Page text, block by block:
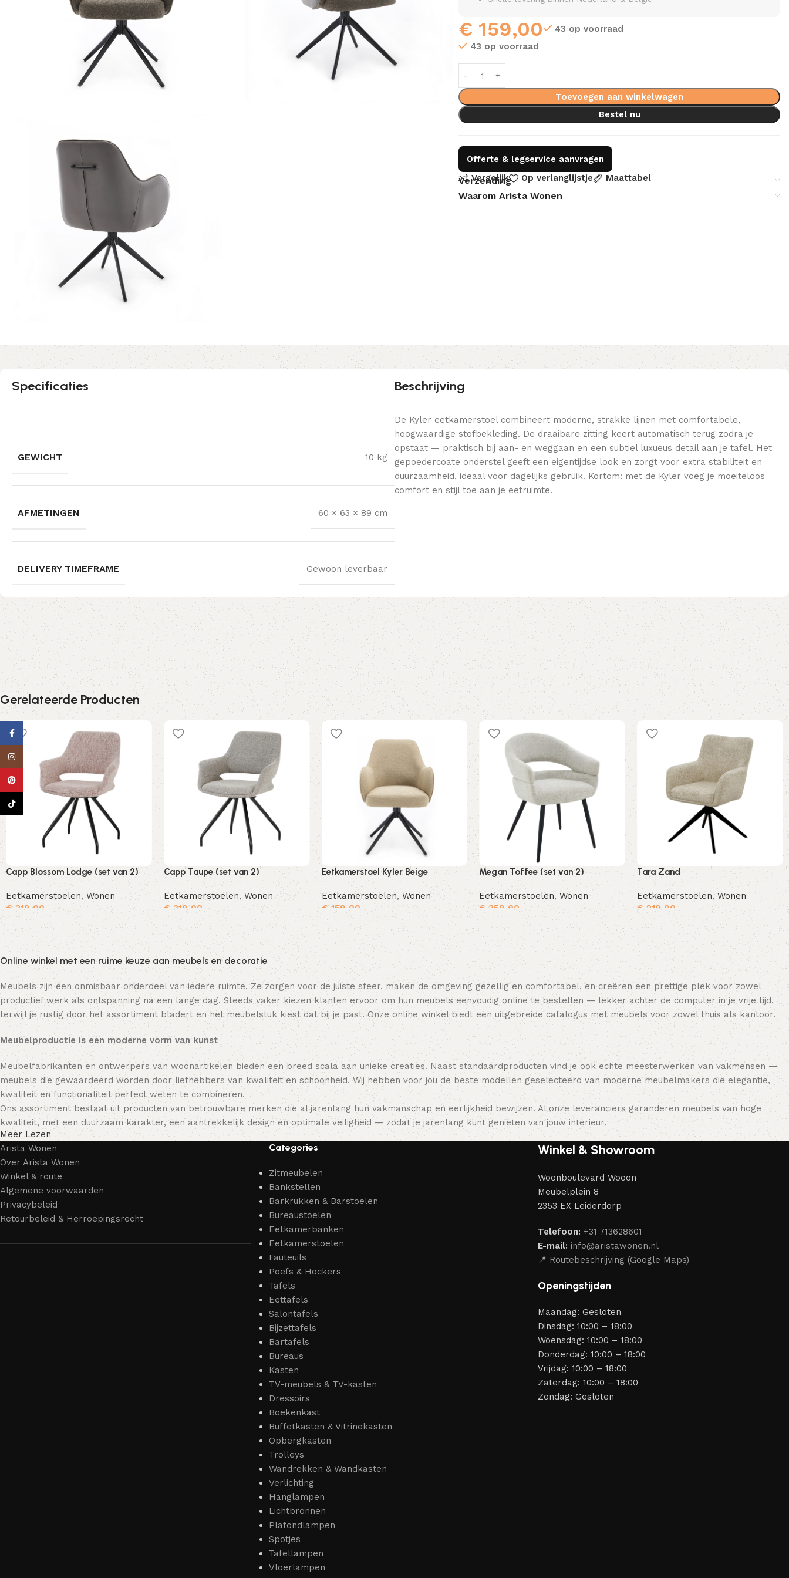
€ 159,00
43 op voorraad
43 op voorraad
Toevoegen aan winkelwagen
Bestel nu
Offerte & legservice aanvragen
Vergelijk
Op verlanglijstje Maattabel
Verzending
Waarom Arista Wonen
Specificaties
GEWICHT 10 kg
AFMETINGEN 60 × 63 × 89 cm
DELIVERY TIMEFRAME Gewoon leverbaar
Beschrijving
De Kyler eetkamerstoel combineert moderne, strakke lijnen met comfortabele,
hoogwaardige stofbekleding. De draaibare zitting keert automatisch terug zodra je
opstaat — praktisch bij aan- en weggaan en een subtiel luxueus detail aan je tafel. Het
gepoedercoate onderstel geeft een eigentijdse look en zorgt voor extra stabiliteit en
duurzaamheid, ideaal voor dagelijks gebruik. Kortom: met de Kyler voeg je moeiteloos
comfort en stijl toe aan je eetruimte.
Gerelateerde Producten
Capp Blossom Lodge (set van 2)
Eetkamerstoelen, Wonen
€318,00
Toevoegen aan winkelwagen
Capp Taupe (set van 2)
Eetkamerstoelen,Wonen
€ 318,00
Toevoegen aan winkelwagen
Eetkamerstoel Kyler Beige
Eetkamerstoelen, Wonen
€159,00
Toevoegen aan winkelwagen
Megan Toffee (set van 2)
Eetkamerstoelen,Wonen
€358,00
Toevoegen aan winkelwagen
Tara Zand
Eetkamerstoelen,Wonen
€219,00
Online winkel met een ruime keuze aan meubels en decoratie
Meubels zijn een onmisbaar onderdeel van iedere ruimte. Ze zorgen voor de juiste sfeer, maken de omgeving gezellig en comfortabel, en creëren een prettige plek voor zowel
productief werk als ontspanning na een lange dag. Steeds vaker kiezen klanten ervoor om hun meubels eenvoudig online te bestellen — lekker achter de computer in je vrije tijd,
terwijl je rustig door het assortiment bladert en het meubelstuk kiest dat bij je past. Onze online winkel biedt een uitgebreide catalogus met meubels voor zowel thuis als kantoor.
Meubelproductie is een moderne vorm van kunst
Meubelfabrikanten en ontwerpers van woonartikelen bieden een breed scala aan unieke creaties. Naast standaardproducten vind je ook echte meesterwerken van vakmensen —
meubels die gewaardeerd worden door liefhebbers van kwaliteit en schoonheid. Wij hebben voor jou de beste modellen geselecteerd van moderne meubelmakers die elegantie,
kwaliteit en functionaliteit perfect weten te combineren.
Ons assortiment bestaat uit producten van betrouwbare merken die al jarenlang hun vakmanschap en eerlijkheid bewijzen. Al onze leveranciers garanderen meubels van hoge
kwaliteit, met een duurzaam karakter, een aantrekkelijk design en optimale veiligheid — zodat je jarenlang kunt genieten van jouw interieur.
Meer Lezen
Arista Wonen
Over Arista Wonen
Winkel & route
Algemene voorwaarden
Privacybeleid
Retourbeleid & Herroepingsrecht
Categories
Zitmeubelen
Bankstellen
Barkrukken & Barstoelen
Bureaustoelen
Eetkamerbanken
Eetkamerstoelen
Fauteuils
Poefs & Hockers
Tafels
Eettafels
Salontafels
Bijzettafels
Bartafels
Bureaus
Kasten
TV-meubels & TV-kasten
Dressoirs
Boekenkast
Buffetkasten & Vitrinekasten
Opbergkasten
Trolleys
Wandrekken & Wandkasten
Verlichting
Hanglampen
Lichtbronnen
Plafondlampen
Spotjes
Tafellampen
Vloerlampen
Winkel & Showroom
Woonboulevard Wooon
Meubelplein 8
2353 EX Leiderdorp
Telefoon: +31 713628601
E-mail: info@aristawonen.nl
📍 Routebeschrijving (Google Maps)
Openingstijden
Maandag: Gesloten
Dinsdag: 10:00 – 18:00
Woensdag: 10:00 – 18:00
Donderdag: 10:00 – 18:00
Vrijdag: 10:00 – 18:00
Zaterdag: 10:00 – 18:00
Zondag: Gesloten
Facebook
Instagram
Pinterest